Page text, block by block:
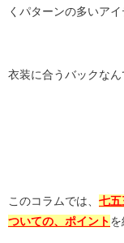
くパターンの多いアイ
衣装に合うバックなん
このコラムでは、 七五
ついての、ポイントを